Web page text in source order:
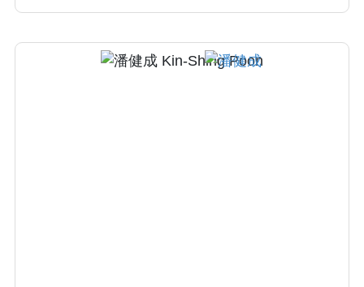
年取得亞洲大學生物資訊與醫學工程學系博士
學位，專精各種急重症病患之麻醉、疼痛處理